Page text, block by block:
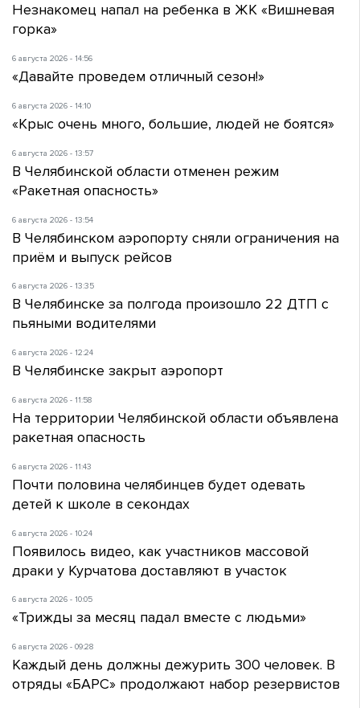
Незнакомец напал на ребенка в ЖК «Вишневая
горка»
6 августа 2026 - 14:56
«Давайте проведем отличный сезон!»
6 августа 2026 - 14:10
«Крыс очень много, большие, людей не боятся»
6 августа 2026 - 13:57
В Челябинской области отменен режим
«Ракетная опасность»
6 августа 2026 - 13:54
В Челябинском аэропорту сняли ограничения на
приём и выпуск рейсов
6 августа 2026 - 13:35
В Челябинске за полгода произошло 22 ДТП с
пьяными водителями
6 августа 2026 - 12:24
В Челябинске закрыт аэропорт
6 августа 2026 - 11:58
На территории Челябинской области объявлена
ракетная опасность
6 августа 2026 - 11:43
Почти половина челябинцев будет одевать
детей к школе в секондах
6 августа 2026 - 10:24
Появилось видео, как участников массовой
драки у Курчатова доставляют в участок
6 августа 2026 - 10:05
«Трижды за месяц падал вместе с людьми»
6 августа 2026 - 09:28
Каждый день должны дежурить 300 человек. В
отряды «БАРС» продолжают набор резервистов